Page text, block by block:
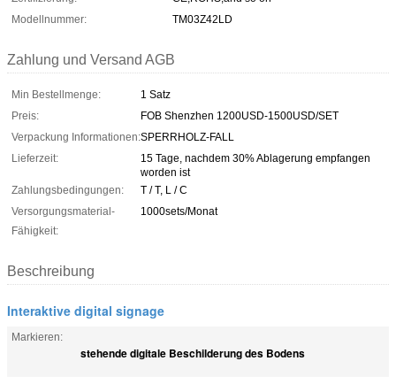
Modellnummer:
TM03Z42LD
Zahlung und Versand AGB
Min Bestellmenge:
1 Satz
Preis:
FOB Shenzhen 1200USD-1500USD/SET
Verpackung Informationen:SPERRHOLZ-FALL
Lieferzeit:
15 Tage, nachdem 30% Ablagerung empfangen
worden ist
Zahlungsbedingungen:
T / T, L / C
Versorgungsmaterial-
Fähigkeit:
1000sets/Monat
Beschreibung
Interaktive digital signage
Markieren:
stehende digitale Beschilderung des Bodens